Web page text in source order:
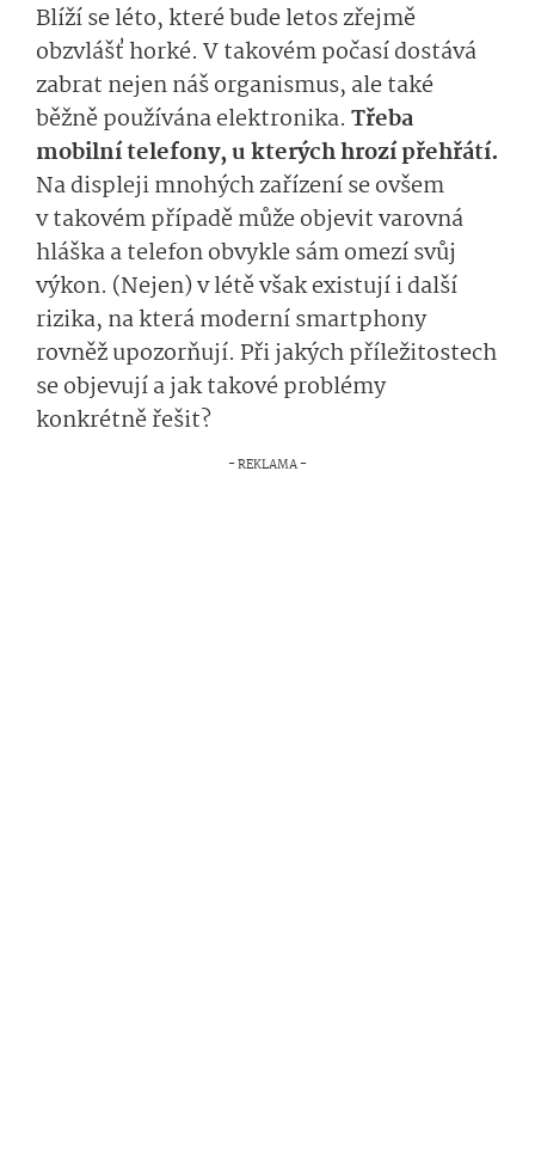
Blíží se léto, které bude letos zřejmě
obzvlášť horké. V takovém počasí dostává
zabrat nejen náš organismus, ale také
běžně používána elektronika. Třeba
mobilní telefony, u kterých hrozí přehřátí.
Na displeji mnohých zařízení se ovšem
v takovém případě může objevit varovná
hláška a telefon obvykle sám omezí svůj
výkon. (Nejen) v létě však existují i další
rizika, na která moderní smartphony
rovněž upozorňují. Při jakých příležitostech
se objevují a jak takové problémy
konkrétně řešit?